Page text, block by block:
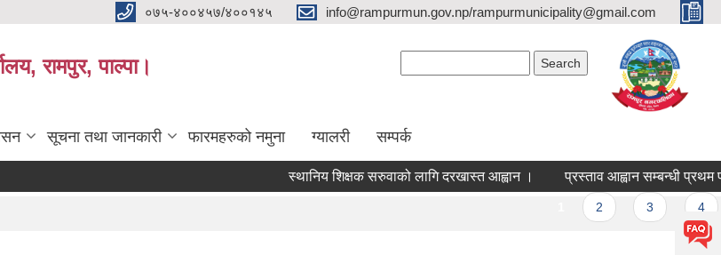
०७५-४००४५७/४००१४५ info@rampurmun.gov.np/rampurmunicipality@gmail.com
रामपुर, पाल्पा।
सूचना तथा जानकारी फारमहरुको नमुना ग्यालरी सम्पर्क
स्थानिय शिक्षक सरुवाको लागि दरखास्त आह्वान । प्रस्ताव आह्वान सम्बन्धी प्रथम